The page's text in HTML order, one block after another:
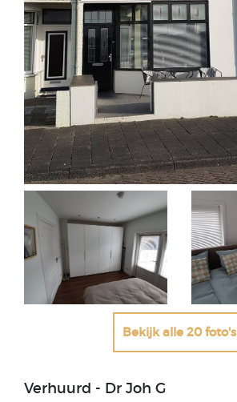
Bekijk alle 20 foto's
Verhuurd - Dr Joh G